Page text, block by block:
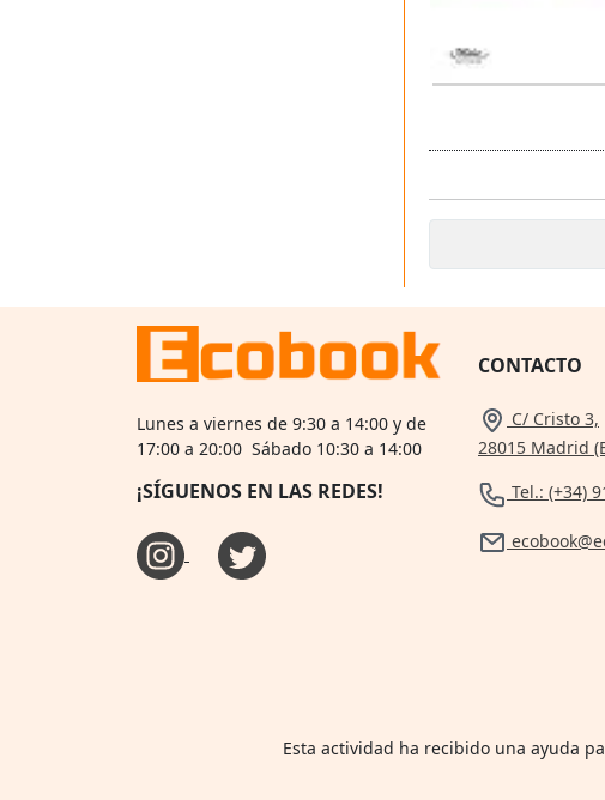
Lunes a viernes de 9:30 a 14:00 y de
17:00 a 20:00 Sábado 10:30 a 14:00
¡SÍGUENOS EN LAS REDES!
CONTACTO
C/ Cristo 3,
28015 Madrid
Tel.: (+34)
Esta actividad ha recibido una ayuda